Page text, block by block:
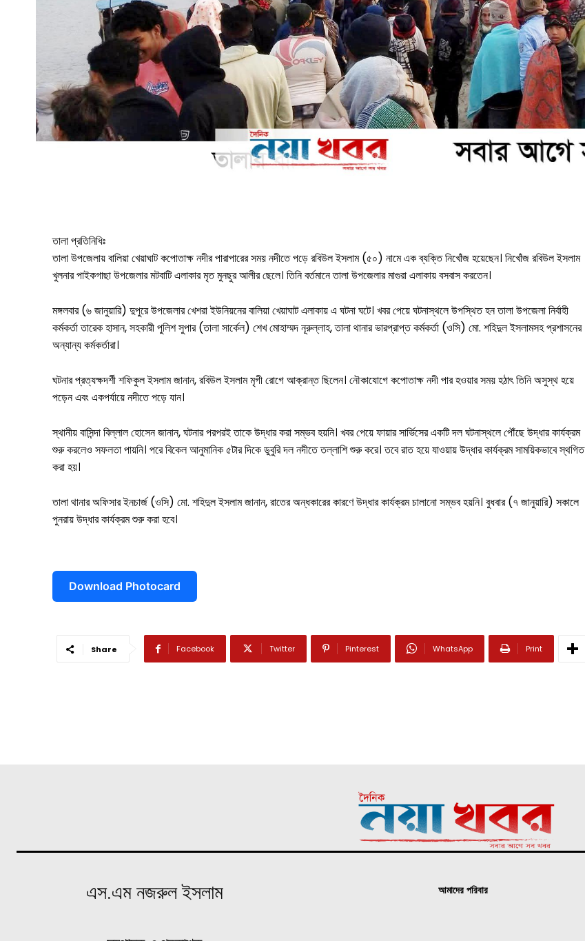
তালা প্রতিনিধিঃ
তালা উপজেলায় বালিয়া খেয়াঘাট কপোতাক্ষ নদীর পারাপারের সময় নদীতে পড়ে রবিউল ইসলাম (৫০) নামে এক ব্যক্তি নিখোঁজ হয়েছেন। নিখোঁজ রবিউল ইসলাম
খুলনার পাইকগাছা উপজেলার মটবাটি এলাকার মৃত মুনছুর আলীর ছেলে। তিনি বর্তমানে তালা উপজেলার মাগুরা এলাকায় বসবাস করতেন।
মঙ্গলবার (৬ জানুয়ারি) দুপুরে উপজেলার খেশরা ইউনিয়নের বালিয়া খেয়াঘাট এলাকায় এ ঘটনা ঘটে। খবর পেয়ে ঘটনাস্থলে উপস্থিত হন তালা উপজেলা নির্বাহী
কর্মকর্তা তারেক হাসান, সহকারী পুলিশ সুপার (তালা সার্কেল) শেখ মোহাম্মদ নূরুল্লাহ, তালা থানার ভারপ্রাপ্ত কর্মকর্তা (ওসি) মো. শহিদুল ইসলামসহ প্রশাসনের
অন্যান্য কর্মকর্তারা।
ঘটনার প্রত্যক্ষদর্শী শফিকুল ইসলাম জানান, রবিউল ইসলাম মৃগী রোগে আক্রান্ত ছিলেন। নৌকাযোগে কপোতাক্ষ নদী পার হওয়ার সময় হঠাৎ তিনি অসুস্থ হয়ে
পড়েন এবং একপর্যায়ে নদীতে পড়ে যান।
স্থানীয় বাসিন্দা বিল্লাল হোসেন জানান, ঘটনার পরপরই তাকে উদ্ধার করা সম্ভব হয়নি। খবর পেয়ে ফায়ার সার্ভিসের একটি দল ঘটনাস্থলে পৌঁছে উদ্ধার কার্যক্রম
শুরু করলেও সফলতা পায়নি। পরে বিকেল আনুমানিক ৫টার দিকে ডুবুরি দল নদীতে তল্লাশি শুরু করে। তবে রাত হয়ে যাওয়ায় উদ্ধার কার্যক্রম সাময়িকভাবে স্থগিত
করা হয়।
তালা থানার অফিসার ইনচার্জ (ওসি) মো. শহিদুল ইসলাম জানান, রাতের অন্ধকারের কারণে উদ্ধার কার্যক্রম চালানো সম্ভব হয়নি। বুধবার (৭ জানুয়ারি) সকালে
পুনরায় উদ্ধার কার্যক্রম শুরু করা হবে।
Download Photocard
Share Facebook Twitter Pinterest WhatsApp Print
এস.এম নজরুল ইসলাম আমাদের পরিবার